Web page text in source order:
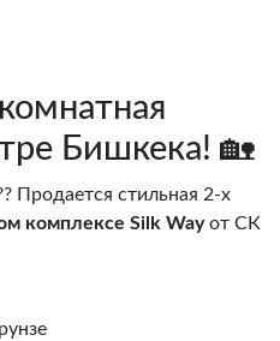
Бишкека! 🏡
Продается стильная 2-х
комплексе Silk Wayот СК